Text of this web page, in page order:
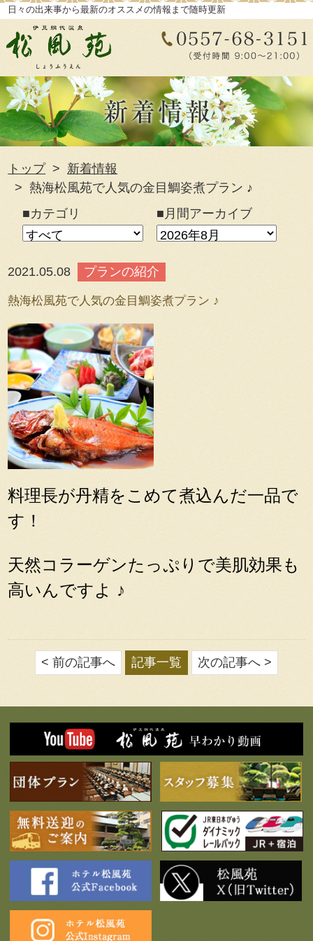
日々の出来事から最新のオススメの情報まで随時更新
トップ
新着情報
熱海松風苑で人気の金目鯛姿煮プラン ♪
■カテゴリ
■月間アーカイブ
2021.05.08 プランの紹介
熱海松風苑で人気の金目鯛姿煮プラン ♪
料理長が丹精をこめて煮込んだ一品で
す！
天然コラーゲンたっぷりで美肌効果も
高いんですよ ♪
< 前の記事へ 記事一覧 次の記事へ >